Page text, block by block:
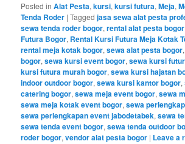
Posted in Alat Pesta,kursi,kursi futura,Meja,
Tenda Roder |Tagged jasa sewa alat pesta
sewa tenda roder bogor,rental alat pesta bogor
Futura Bogor, Rental Kursi Futura Meja Kotak
rental meja kotak bogor,sewa alat pesta bogor
bogor,sewa kursi event bogor,sewa kursi
kursi futura murah bogor,sewa kursi hajatan
indoor outdoor bogor,sewa kursi kantor bogor,
catering bogor,sewa meja event bogor,sewa
sewa meja kotak event bogor,sewa
sewa perlengkapan event jabodetabek,sewa
sewa tenda event bogor,sewa tenda outdoor
roder bogor,vendor alat pesta bogor | Leave a